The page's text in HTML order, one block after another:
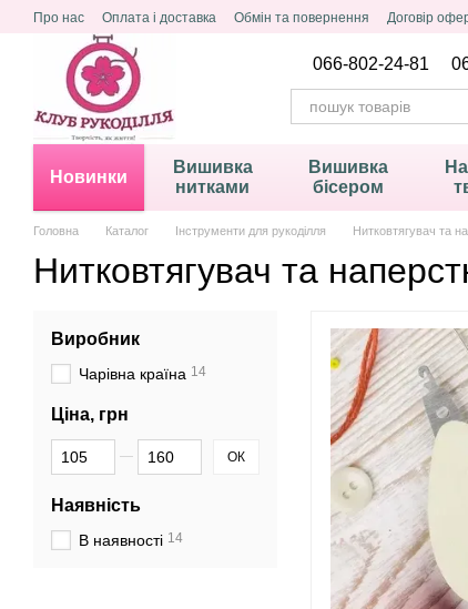
Перейти до основного контенту
Про нас Оплата і доставка Обмін та повернення Договір
Політика конфіденційності
066-802-24-81
Новинки
Вишивка
нитками
Вишивка
бісером
Головна Каталог Інструменти для рукоділля Нитковтягувач та
Нитковтягувач та
Виробник
Чарівна країна 14
Ціна, грн
Від Ціна, грн
До Ціна, грн ОК
Наявність
В наявності 14